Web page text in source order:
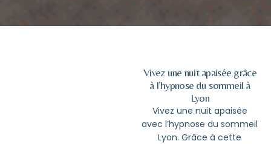
Vivez une nuit apaisée grâce
à l’hypnose du sommeil à
Lyon
Vivez une nuit apaisée
avecl’hypnose du sommeil
Lyon. Grâce à cette